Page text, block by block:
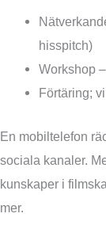
hisspitch)
Workshop
Förtäring;
En mobiltelefon
sociala kanaler.
kunskaper i
mer.